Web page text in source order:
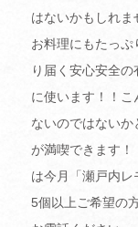
はないかもしれま
お料理にもたっぷ
り届く安心安全
に使います！！
ないのではないか
が満喫できます
は今月「瀬戸内
5個以上ご希望の